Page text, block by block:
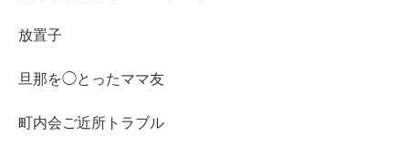
放置子
旦那を◯とったママ友
町内会ご近所トラブル